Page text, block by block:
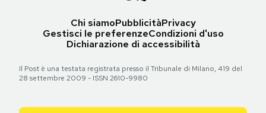
Chi siamoPubblicitàPrivacy
Gestisci le preferenzeCondizioni d'uso
Dichiarazione di accessibilità
Il Post è una testata registrata presso il Tribunale di Milano, 419 del
28 settembre 2009 - ISSN 2610-9980